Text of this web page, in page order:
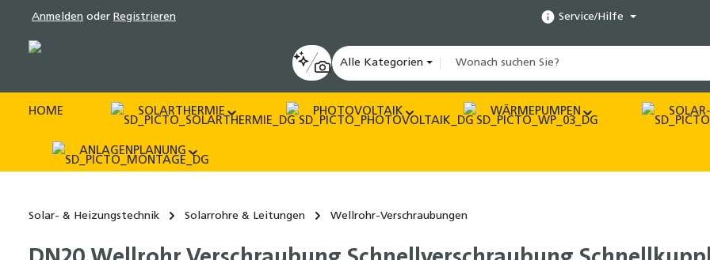
Zur Hauptnavigation springen
Anmelden oder Registrieren Service/Hilfe
Alle Kategorien
HOME SOLARTHERMIE PHOTOVOLTAIK WÄRMEPUMPEN
ANLAGENPLANUNG
Solar- & Heizungstechnik Solarrohre & Leitungen Wellrohr-Verschraubungen